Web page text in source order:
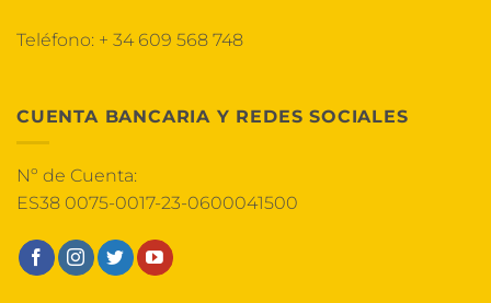
Teléfono: + 34 609 568 748
CUENTA BANCARIA Y REDES SOCIALES
Nº de Cuenta:
ES38 0075-0017-23-0600041500